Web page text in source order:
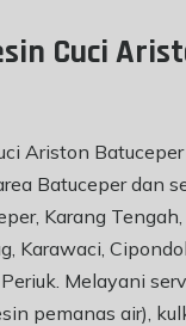
Cuci
Ariston
Batuceper dan
Karang
Karawaci,
Melayani
pemanas air),